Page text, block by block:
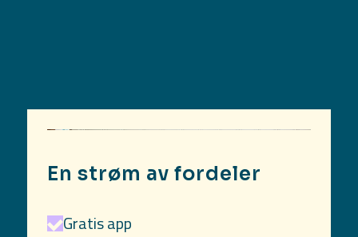
En strøm av fordeler
Gratis app